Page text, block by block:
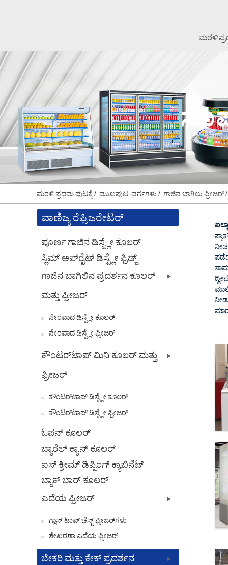
ಮರಳಿ
ಮರಳಿ ಪ್ರಥಮ ಪುಟಕ್ಕೆ ಮುಖಪುಟ-ವರ್ಗಗಳು ಗಾಜಿನ ಬಾಗಿಲು ಫ್ರೀಜರ್
ವಾಣಿಜ್ಯ ರೆಫ್ರಿಜರೇಟರ್
ಪೂರ್ಣ ಗಾಜಿನ ಡಿಸ್ಪ್ಲೇ ಕೂಲರ್
ಸ್ಲಿಮ್ ಅಪ್‌ರೈಟ್ ಡಿಸ್ಪ್ಲೇ ಫ್ರಿಡ್ಜ್
ಗಾಜಿನ ಬಾಗಿಲಿನ ಪ್ರದರ್ಶನ ಕೂಲರ್
ಮತ್ತು ಫ್ರೀಜರ್
ನೇರವಾದ ಡಿಸ್ಪ್ಲೇ ಕೂಲರ್
ನೇರವಾದ ಡಿಸ್ಪ್ಲೇ ಫ್ರೀಜರ್
ಕೌಂಟರ್‌ಟಾಪ್ ಮಿನಿ ಕೂಲರ್ ಮತ್ತು
ಫ್ರೀಜರ್
ಕೌಂಟರ್‌ಟಾಪ್ ಡಿಸ್ಪ್ಲೇ ಕೂಲರ್
ಕೌಂಟರ್‌ಟಾಪ್ ಡಿಸ್ಪ್ಲೇ ಫ್ರೀಜರ್
ಓಪನ್ ಕೂಲರ್
ಬ್ಯಾರೆಲ್ ಕ್ಯಾನ್ ಕೂಲರ್
ಐಸ್ ಕ್ರೀಮ್ ಡಿಪ್ಪಿಂಗ್ ಕ್ಯಾಬಿನೆಟ್
ಬ್ಯಾಕ್ ಬಾರ್ ಕೂಲರ್
ಎದೆಯ ಫ್ರೀಜರ್
ಗ್ಲಾಸ್ ಟಾಪ್ ಚೆಸ್ಟ್ ಫ್ರೀಜರ್‌ಗಳು
ಶೇಖರಣಾ ಎದೆಯ ಫ್ರೀಜರ್
ಬೇಕರಿ ಮತ್ತು ಕೇಕ್ ಪ್ರದರ್ಶನ